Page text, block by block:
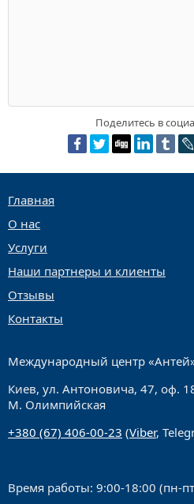
Поделитесь в
Главная
О нас
Услуги
Наши партнеры и клиенты
Отзывы
Контакты
Международный центр
Киев, ул. Антоновича, 47, оф.
М. Олимпийская
+380 (67) 406-00-23 (Viber,
Время работы: 9:00-18:00 (пн-